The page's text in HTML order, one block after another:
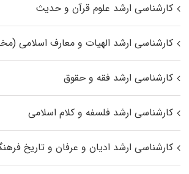
کارشناسی ارشد علوم قرآن و حدیث
کارشناسی ارشد الهیات و معارف
کارشناسی ارشد فقه و حقوق
کارشناسی ارشد فلسفه و کلام اسلامی
کارشناسی ارشد ادیان و عرفان و تاریخ